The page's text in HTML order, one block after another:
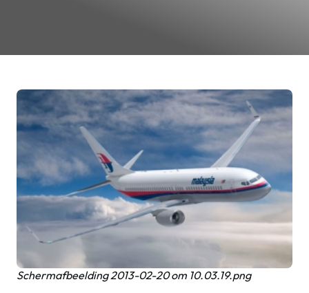
Schermafbeelding 2013-02-20 om 10.03.19.png